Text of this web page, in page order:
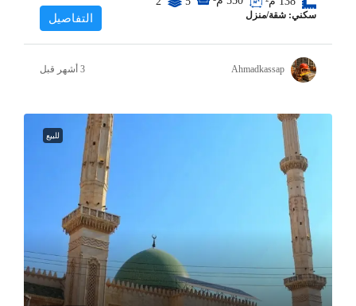
سكني: شقة/منزل التفاصيل
Ahmadkassap
للبيع